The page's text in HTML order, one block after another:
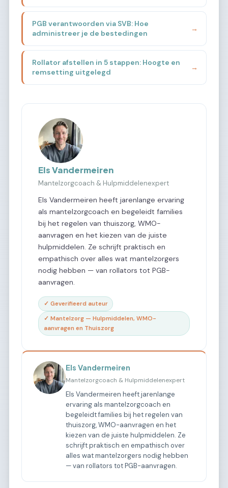
PGB verantwoorden via SVB: Hoe
administreer je de bestedingen
→
Rollator afstellen in 5 stappen: Hoogte en
remsetting uitgelegd
→
Els Vandermeiren
Mantelzorgcoach & Hulpmiddelenexpert
Els Vandermeiren heeft jarenlange ervaring
als mantelzorgcoach en begeleidt families
bij het regelen van thuiszorg, WMO-
aanvragen en het kiezen van de juiste
hulpmiddelen. Ze schrijft praktisch en
empathisch over alles wat mantelzorgers
nodig hebben — van rollators tot PGB-
aanvragen.
✓ Geverifieerd auteur
✓ Mantelzorg — Hulpmiddelen, WMO-
aanvragen en Thuiszorg
Els Vandermeiren
Mantelzorgcoach & Hulpmiddelenexpert
Els Vandermeiren heeft jarenlange
ervaring als mantelzorgcoach en
begeleidt families bij het regelen van
thuiszorg, WMO-aanvragen en het
kiezen van de juiste hulpmiddelen. Ze
schrijft praktisch en empathisch over
alles wat mantelzorgers nodig hebben
— van rollators tot PGB-aanvragen.